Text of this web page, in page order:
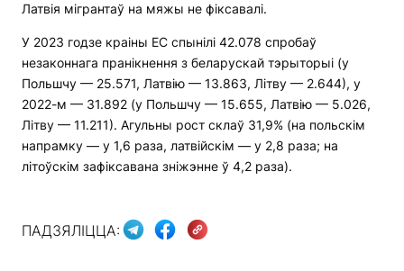
Латвія мігрантаў на мяжы не фіксавалі.
У 2023 годзе краіны ЕС спынілі 42.078 спробаў
незаконнага пранікнення з беларускай тэрыторыі (у
Польшчу — 25.571, Латвію — 13.863, Літву — 2.644), у
2022-м — 31.892 (у Польшчу — 15.655, Латвію — 5.026,
Літву — 11.211). Агульны рост склаў 31,9% (на польскім
напрамку — у 1,6 раза, латвійскім — у 2,8 раза; на
літоўскім зафіксавана зніжэнне ў 4,2 раза).
ПАДЗЯЛІЦЦА: